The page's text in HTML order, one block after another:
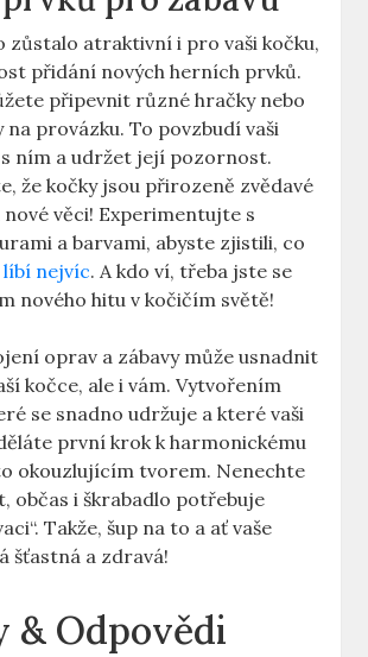
zůstalo atraktivní i pro vaši kočku,
přidání nových herních prvků.
připevnit různé hračky nebo
na provázku. To povzbudí vaši
ním a udržet její pozornost.
že kočky jsou přirozeně zvědavé
nové věci! Experimentujte s
a barvami, abyste zjistili, co
líbí nejvíc. A kdo ví, třeba jste se
nového hitu v kočičím světě!
oprav a zábavy může usnadnit
kočce, ale i vám. Vytvořením
se snadno udržuje a které vaši
první krok k harmonickému
okouzlujícím tvorem. Nenechte
občas i škrabadlo potřebuje
Takže, šup na to a ať vaše
šťastná a zdravá!
& Odpovědi